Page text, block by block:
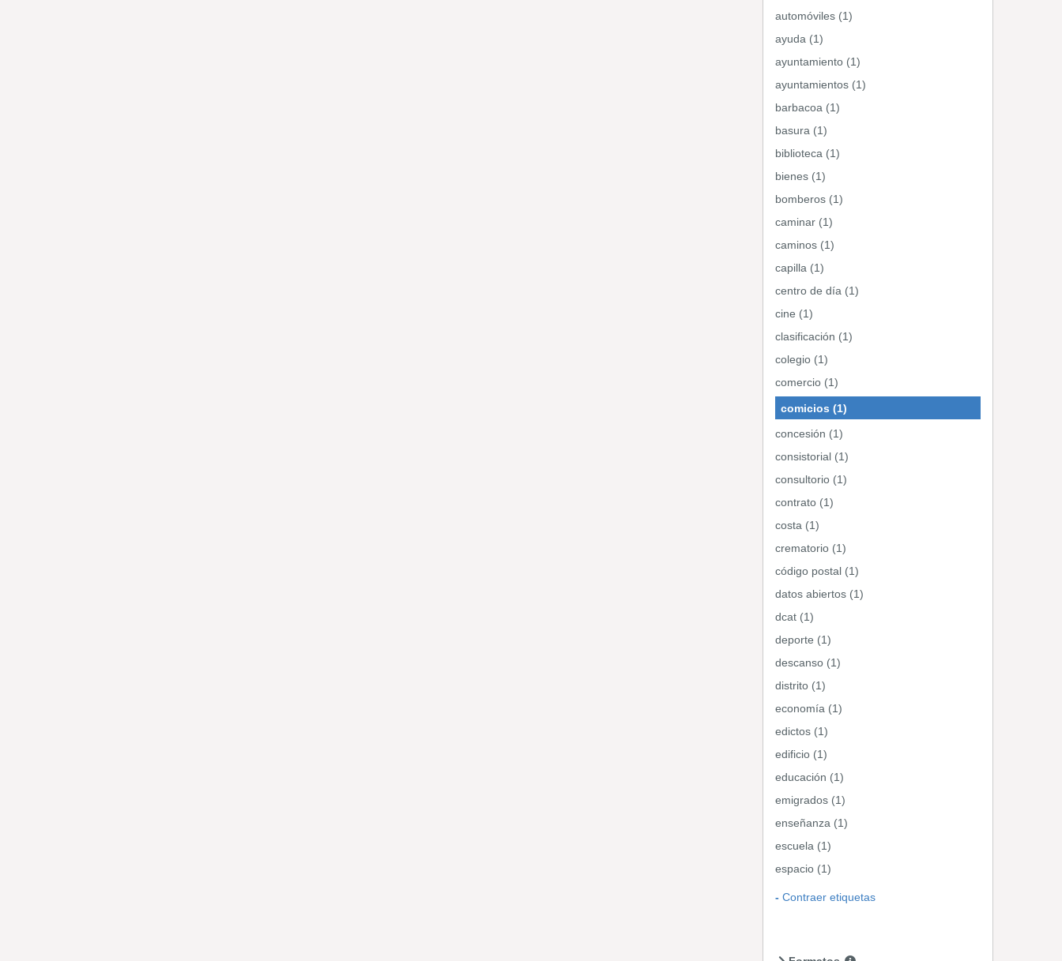
automóviles (1)
ayuda (1)
ayuntamiento (1)
ayuntamientos (1)
barbacoa (1)
basura (1)
biblioteca (1)
bienes (1)
bomberos (1)
caminar (1)
caminos (1)
capilla (1)
centro de día (1)
cine (1)
clasificación (1)
colegio (1)
comercio (1)
comicios (1)
concesión (1)
consistorial (1)
consultorio (1)
contrato (1)
costa (1)
crematorio (1)
código postal (1)
datos abiertos (1)
dcat (1)
deporte (1)
descanso (1)
distrito (1)
economía (1)
edictos (1)
edificio (1)
educación (1)
emigrados (1)
enseñanza (1)
escuela (1)
espacio (1)
Contraer etiquetas